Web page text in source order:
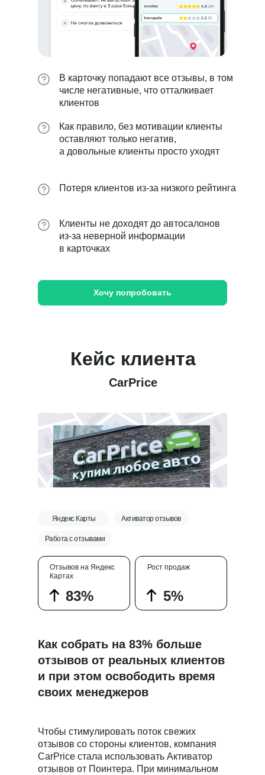
Хочу попробовать
В карточку попадают все отзывы, в том
числе негативные, что отталкивает
клиентов
Как правило, без мотивации клиенты
оставляют только негатив,
а довольные клиенты просто уходят
Потеря клиентов из-за низкого рейтинга
Клиенты не доходят до автосалонов
из-за неверной информации
в карточках
Кейс клиента
Как собрать на 83% больше
отзывов от реальных клиентов
и при этом освободить время
своих менеджеров
Чтобы стимулировать поток свежих
отзывов со стороны клиентов, компания
CarPrice стала использовать Активатор
отзывов от Поинтера. При минимальном
CarPrice
Отзывов на Яндекс
Картах
83%
Рост продаж
5%
Яндекс Карты Активатор отзывов
Работа с отзывами
Оставьте заявку,
и мы свяжемся с вами
Пн — пт: 10:00–19:00
Телефон*
+7
8 800 555-41-36
+7 495 995-58-24
sales@pntr.io